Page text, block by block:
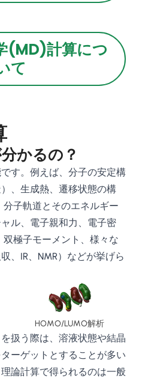
(MD)計算につ
て
かるの？
す。例えば、分子の安定構
、生成熱、遷移状態の構
子軌道とそのエネルギー
ル、電子親和力、電子密
極子モーメント、様々な
、IR、NMR）などが挙げら
HOMO/LUMO解析
扱う際は、溶液状態や結晶
ーゲットとすることが多い
論計算で得られるのは一般